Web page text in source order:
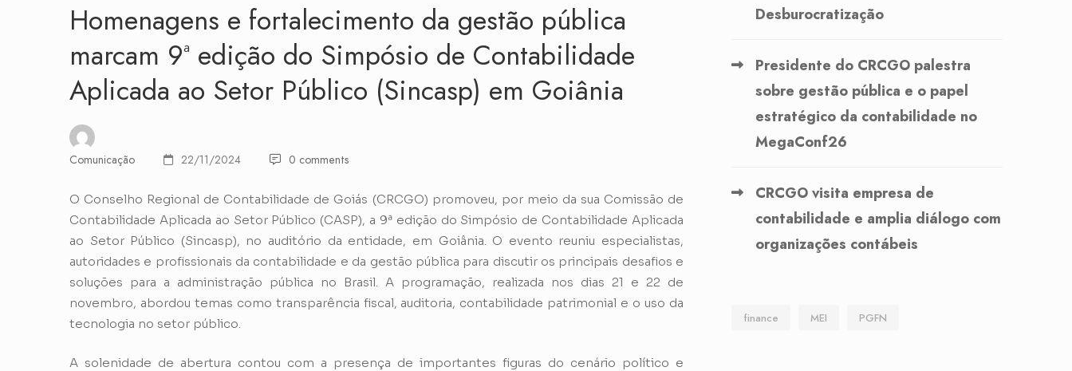
Homenagens e fortalecimento da gestão pública
marcam 9ª edição do Simpósio de Contabilidade
Aplicada ao Setor Público (Sincasp) em Goiânia
Comunicação 22/11/2024 0 comments
O Conselho Regional de Contabilidade de Goiás (CRCGO) promoveu, por meio da sua Comissão de
Contabilidade Aplicada ao Setor Público (CASP), a 9ª edição do Simpósio de Contabilidade Aplicada
ao Setor Público (Sincasp), no auditório da entidade, em Goiânia. O evento reuniu especialistas,
autoridades e profissionais da contabilidade e da gestão pública para discutir os principais desafios e
soluções para a administração pública no Brasil. A programação, realizada nos dias 21 e 22 de
novembro, abordou temas como transparência fiscal, auditoria, contabilidade patrimonial e o uso da
tecnologia no setor público.
A solenidade de abertura contou com a presença de importantes figuras do cenário político e
Desburocratização
Presidente do CRCGO palestra
sobre gestão pública e o papel
estratégico da contabilidade no
MegaConf26
CRCGO visita empresa de
contabilidade e amplia diálogo com
organizações contábeis
finance MEI PGFN